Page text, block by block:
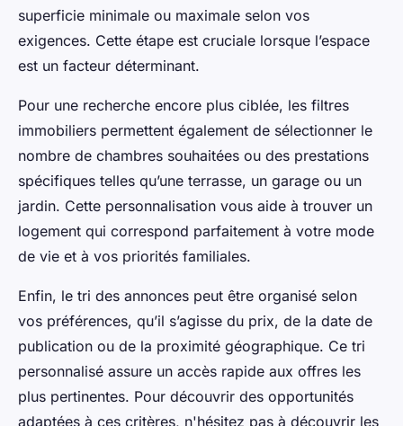
superficie minimale ou maximale selon vos
exigences. Cette étape est cruciale lorsque l’espace
est un facteur déterminant.
Pour une recherche encore plus ciblée, les filtres
immobiliers permettent également de sélectionner le
nombre de chambres souhaitées ou des prestations
spécifiques telles qu’une terrasse, un garage ou un
jardin. Cette personnalisation vous aide à trouver un
logement qui correspond parfaitement à votre mode
de vie et à vos priorités familiales.
Enfin, le tri des annonces peut être organisé selon
vos préférences, qu’il s’agisse du prix, de la date de
publication ou de la proximité géographique. Ce tri
personnalisé assure un accès rapide aux offres les
plus pertinentes. Pour découvrir des opportunités
adaptées à ces critères, n'hésitez pas à découvrir les